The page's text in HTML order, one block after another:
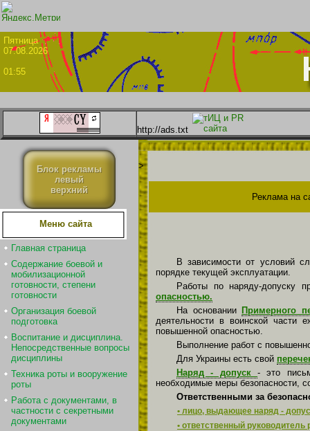
07.08.2026
01:55
http://ads.txt
Блок рекламы
левый
верхний
Меню сайта
Главная страница
Содержание боевой и
мобилизационной
готовности, степени
готовности
Организация боевой
подготовка
Воспитание и дисциплина.
Непосредственные вопросы
дисциплины
Техника роты и вооружение
роты
Работа с документами, в
частности с секретными
документами
>
Реклама на
В зависимости от условий
порядке текущей эксплуатации.
Работы по наряду-допуску
опасностью.
На основанииПримерного
деятельности в воинской части
повышенной опасностью.
Выполнение работ с
Для Украины есть свой
Наряд - допуск- это
необходимые меры безопасности,
Ответственными за
• лицо, выдающее наряд -
• ответственный руководитель